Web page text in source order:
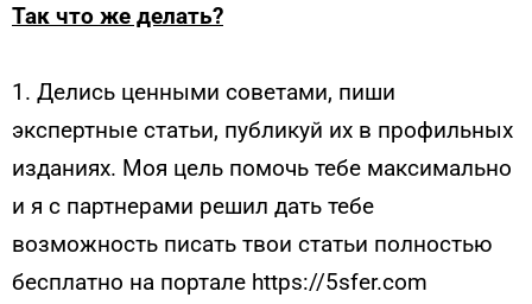
Так что же делать?
1. Делись ценными советами, пиши
экспертные статьи, публикуй их в профильных
изданиях. Моя цель помочь тебе максимально
и я с партнерами решил дать тебе
возможность писать твои статьи полностью
бесплатно на портале https://5sfer.com